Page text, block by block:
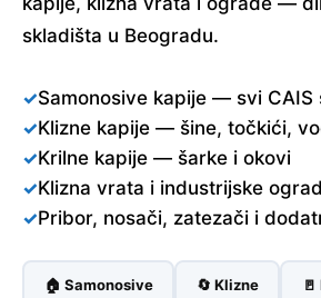
skladišta u Beogradu.
Samonosive kapije — svi CAIS
Klizne kapije — šine, točkići,
Krilne kapije — šarke i okovi
Klizna vrata i industrijske
Pribor, nosači, zatezači i
🏠 Samonosive 🔄 Klizne